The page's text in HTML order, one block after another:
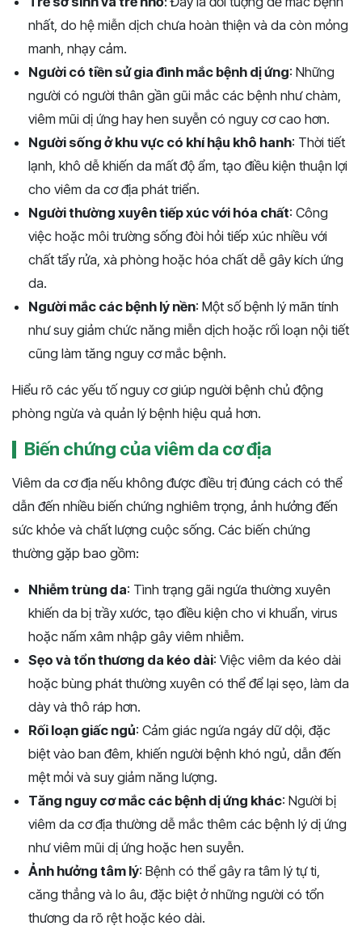
nhất, do hệ miễn dịch chưa hoàn thiện và da còn mỏng
manh, nhạy cảm.
Người có tiền sử gia đình mắc bệnh dị ứng: Những
người có người thân gần gũi mắc các bệnh như chàm,
viêm mũi dị ứng hay hen suyễn có nguy cơ cao hơn.
Người sống ở khu vực có khí hậu khô hanh: Thời tiết
lạnh, khô dễ khiến da mất độ ẩm, tạo điều kiện thuận lợi
cho viêm da cơ địa phát triển.
Người thường xuyên tiếp xúc với hóa chất: Công
việc hoặc môi trường sống đòi hỏi tiếp xúc nhiều với
chất tẩy rửa, xà phòng hoặc hóa chất dễ gây kích ứng
da.
Người mắc các bệnh lý nền: Một số bệnh lý mãn tính
như suy giảm chức năng miễn dịch hoặc rối loạn nội tiết
cũng làm tăng nguy cơ mắc bệnh.
Hiểu rõ các yếu tố nguy cơ giúp người bệnh chủ động
phòng ngừa và quản lý bệnh hiệu quả hơn​​​.
Biến chứng của viêm da cơ địa
Viêm da cơ địa nếu không được điều trị đúng cách có thể
dẫn đến nhiều biến chứng nghiêm trọng, ảnh hưởng đến
sức khỏe và chất lượng cuộc sống. Các biến chứng
thường gặp bao gồm:
Nhiễm trùng da: Tình trạng gãi ngứa thường xuyên
khiến da bị trầy xước, tạo điều kiện cho vi khuẩn, virus
hoặc nấm xâm nhập gây viêm nhiễm.
Sẹo và tổn thương da kéo dài: Việc viêm da kéo dài
hoặc bùng phát thường xuyên có thể để lại sẹo, làm da
dày và thô ráp hơn.
Rối loạn giấc ngủ: Cảm giác ngứa ngáy dữ dội, đặc
biệt vào ban đêm, khiến người bệnh khó ngủ, dẫn đến
mệt mỏi và suy giảm năng lượng.
Tăng nguy cơ mắc các bệnh dị ứng khác: Người bị
viêm da cơ địa thường dễ mắc thêm các bệnh lý dị ứng
như viêm mũi dị ứng hoặc hen suyễn.
Ảnh hưởng tâm lý: Bệnh có thể gây ra tâm lý tự ti,
căng thẳng và lo âu, đặc biệt ở những người có tổn
thương da rõ rệt hoặc kéo dài.